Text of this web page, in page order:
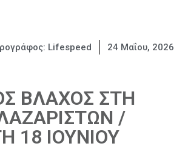
Lifespeed 24 Μαΐου, 2026
ΒΛΑΧΟΣ ΣΤΗ
/
18 ΙΟΥΝΙΟΥ